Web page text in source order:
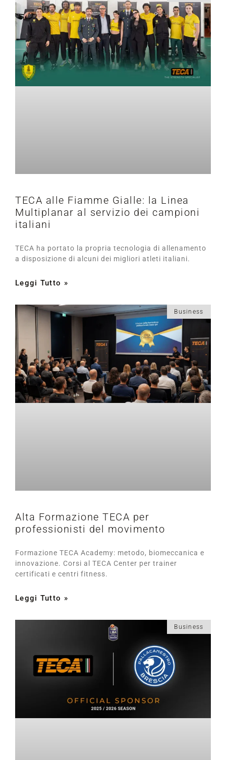
TECA alle Fiamme Gialle: la Linea
Multiplanar al servizio dei campioni
italiani
TECA ha portato la propria tecnologia di allenamento
a disposizione di alcuni dei migliori atleti italiani.
Leggi Tutto »
Business
Alta Formazione TECA per
professionisti del movimento
Formazione TECA Academy: metodo, biomeccanica e
innovazione. Corsi al TECA Center per trainer
certificati e centri fitness.
Leggi Tutto »
Business